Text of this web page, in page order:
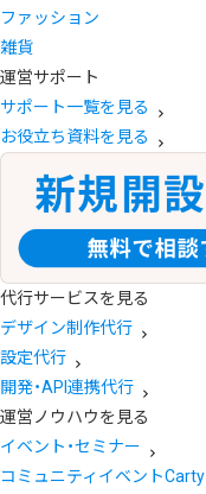
ファッション
雑貨
運営サポート
サポート一覧を見る
お役立ち資料を見る
代行サービスを見る
デザイン制作代行
設定代行
開発・API連携代行
運営ノウハウを見る
イベント・セミナー
コミュニティイベントCarty